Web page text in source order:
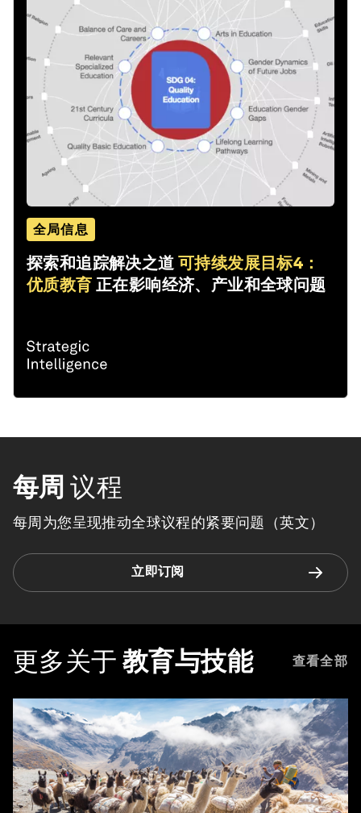
全局信息
探索和追踪解决之道 可持续发展目标4：
优质教育 正在影响经济、产业和全球问题
每周 议程
每周为您呈现推动全球议程的紧要问题（英文）
立即订阅
更多关于 教育与技能 查看全部